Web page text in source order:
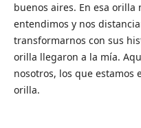
buenos aires. En esa orilla
entendimos y nos
transformarnos con sus
orilla llegaron a la mía.
nosotros, los que estamos
orilla.